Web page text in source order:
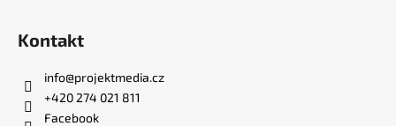
Kontakt
info@projektmedia.cz
+420 274 021 811
Facebook